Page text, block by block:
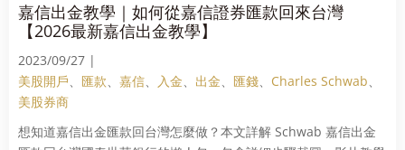
嘉信出金教學｜如何從嘉信證券匯款回來台灣
【2026最新嘉信出金教學】
2023/09/27 |
美股開戶、 匯款、 嘉信、 入金、 出金、 匯錢、 Charles Schwab、
美股券商
想知道嘉信出金匯款回台灣怎麼做？本文詳解 Schwab 嘉信出金